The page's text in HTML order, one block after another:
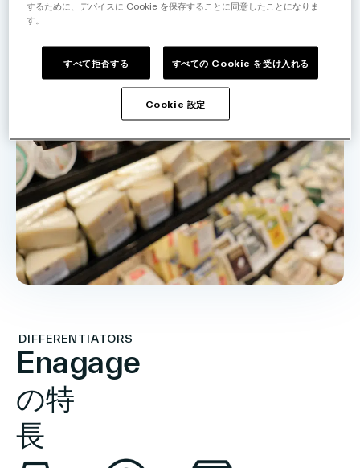
DIFFERENTIATORS
Enagage
の特
長
するために、デバイスに Cookie を保存することに同意したことになりま
す。
すべて拒否する すべての Cookie を受け入れる
Cookie 設定